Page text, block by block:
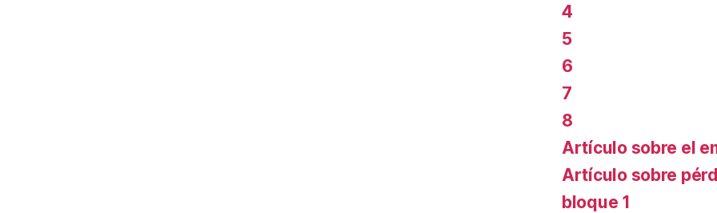
4
5
6
7
8
Artículo sobre el
Artículo sobre
bloque 1